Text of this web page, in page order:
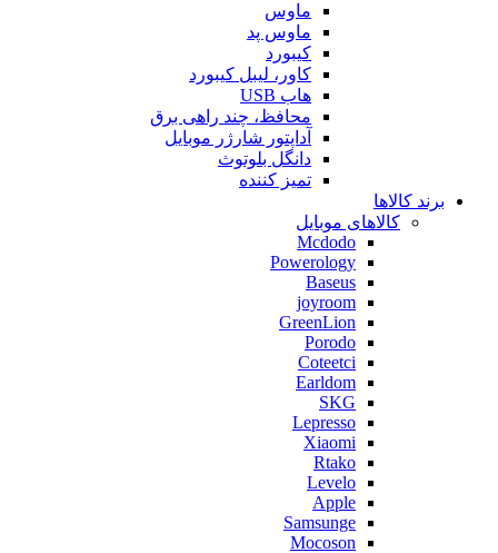
ماوس
ماوس پد
کیبورد
کاور، لیبل کیبورد
هاب USB
محافظ، چند راهی برق
آداپتور شارژر موبایل
دانگل بلوتوث
تمیز کننده
برند کالاها
کالاهای موبایل
Mcdodo
Powerology
Baseus
joyroom
GreenLion
Porodo
Coteetci
Earldom
SKG
Lepresso
Xiaomi
Rtako
Levelo
Apple
Samsunge
Mocoson